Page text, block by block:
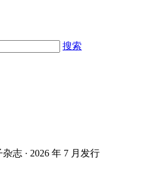
搜索
志 · 2026 年 7 月发行